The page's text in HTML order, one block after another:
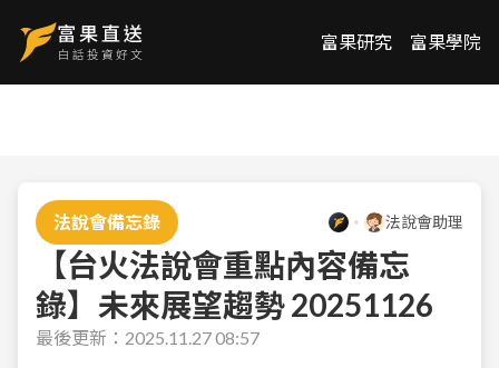
富果研究 富果學院
法說會備忘錄 法說會助理
【台火法說會重點內容備忘
錄】未來展望趨勢 20251126
最後更新： 2025.11.27 08:57